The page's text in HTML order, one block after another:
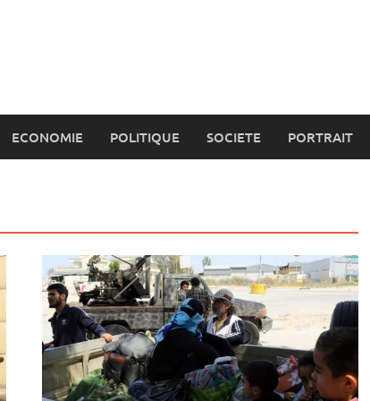
ECONOMIE POLITIQUE SOCIETE PORTRAIT